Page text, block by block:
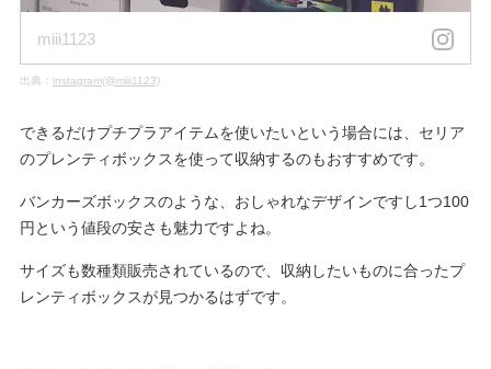
miii1123
出典： instagram(@miii1123)
できるだけプチプラアイテムを使いたいという場合には、セリア
のプレンティボックスを使って収納するのもおすすめです。
バンカーズボックスのような、おしゃれなデザインですし1つ100
円という値段の安さも魅力ですよね。
サイズも数種類販売されているので、収納したいものに合ったプ
レンティボックスが見つかるはずです。